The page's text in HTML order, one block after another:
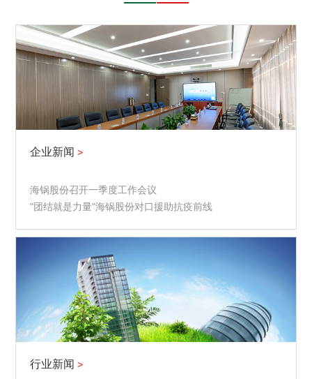
企业新闻 >
海锅股份召开一季度工作会议
"团结就是力量"海锅股份对口援助抗疫前线
行业新闻 >